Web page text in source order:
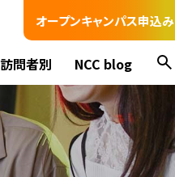
オープンキャンパス申込み
訪問者別 NCC blog